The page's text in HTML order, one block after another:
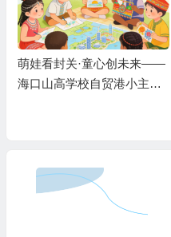
萌娃看封关·童心创未来——
海口山高学校自贸港小主人